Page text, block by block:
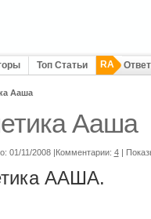
Топ Статьи RA
Ааша
Ааша
01/11/2008 |Комментарии: 4 |
ААША.